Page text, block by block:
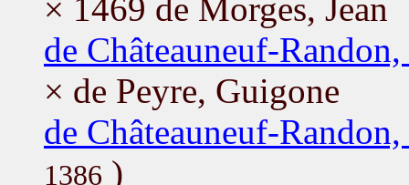
× 1469 de Morges, Jean
de Châteauneuf-
× de Peyre, Guigone
de Châteauneuf-
1386 )